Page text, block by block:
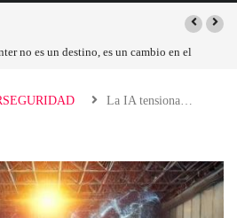
por semiconductores aumentarán más de
La IA tensiona…